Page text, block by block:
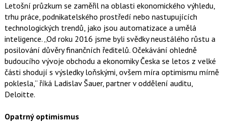
Letošní průzkum se zaměřil na oblasti ekonomického výhledu,
trhu práce, podnikatelského prostředí nebo nastupujících
technologických trendů, jako jsou automatizace a umělá
inteligence. „Od roku 2016 jsme byli svědky neustálého růstu a
posilování důvěry finančních ředitelů. Očekávání ohledně
budoucího vývoje obchodu a ekonomiky Česka se letos z velké
části shodují s výsledky loňskými, ovšem míra optimismu mírně
poklesla,“ říká Ladislav Šauer, partner v oddělení auditu,
Deloitte.
Opatrný optimismus